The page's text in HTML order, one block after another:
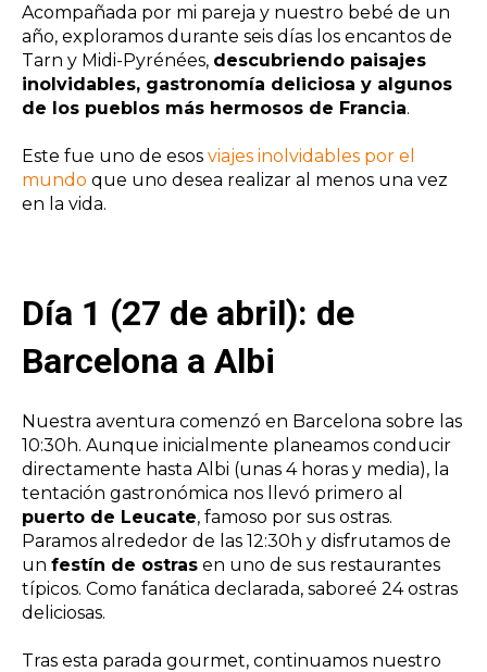
Acompañada por mi pareja y nuestro bebé de un
año, exploramos durante seis días los encantos de
Tarn y Midi-Pyrénées, descubriendo paisajes
inolvidables, gastronomía deliciosa y algunos
de los pueblos más hermosos de Francia.
Este fue uno de esos viajes inolvidables por el
mundo que uno desea realizar al menos una vez
en la vida.
Día 1 (27 de abril): de
Barcelona a Albi
Nuestra aventura comenzó en Barcelona sobre las
10:30h. Aunque inicialmente planeamos conducir
directamente hasta Albi (unas 4 horas y media), la
tentación gastronómica nos llevó primero al
puerto de Leucate, famoso por sus ostras.
Paramos alrededor de las 12:30h y disfrutamos de
un festín de ostras en uno de sus restaurantes
típicos. Como fanática declarada, saboreé 24 ostras
deliciosas.
Tras esta parada gourmet, continuamos nuestro